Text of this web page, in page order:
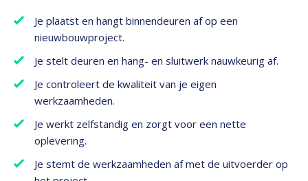
Je plaatst en hangt binnendeuren af op een
nieuwbouwproject.
Je stelt deuren en hang- en sluitwerk nauwkeurig af.
Je controleert de kwaliteit van je eigen
werkzaamheden.
Je werkt zelfstandig en zorgt voor een nette
oplevering.
Je stemt de werkzaamheden af met de uitvoerder op